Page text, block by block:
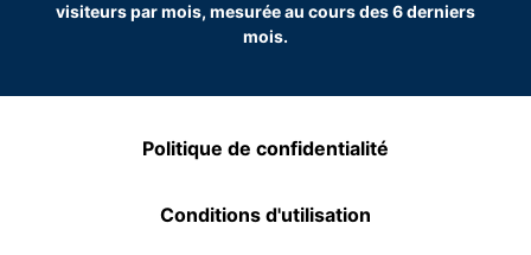
visiteurs par mois, mesurée au cours des 6 derniers
mois.
Politique de confidentialité
Conditions d'utilisation